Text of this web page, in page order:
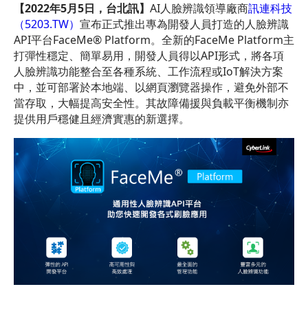
【2022年5月5日，台北訊】 AI人臉辨識領導廠商訊連科技
（5203.TW） 宣布正式推出專為開發人員打造的人臉辨識
API平台FaceMe® Platform。全新的FaceMe Platform主
打彈性穩定、簡單易用，開發人員得以API形式，將各項
人臉辨識功能整合至各種系統、工作流程或IoT解決方案
中，並可部署於本地端、以網頁瀏覽器操作，避免外部不
當存取，大幅提高安全性。其故障備援與負載平衡機制亦
提供用戶穩健且經濟實惠的新選擇。